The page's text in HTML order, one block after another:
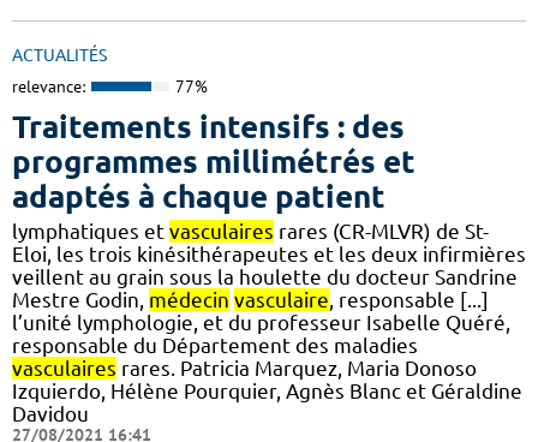
ACTUALITÉS
relevance: 77%
Traitements intensifs : des
programmes millimétrés et
adaptés à chaque patient
lymphatiques et vasculaires rares (CR-MLVR) de St-
Eloi, les trois kinésithérapeutes et les deux infirmières
veillent au grain sous la houlette du docteur Sandrine
Mestre Godin, médecin vasculaire , responsable [...]
l’unité lymphologie, et du professeur Isabelle Quéré,
responsable du Département des maladies
vasculaires rares. Patricia Marquez, Maria Donoso
Izquierdo, Hélène Pourquier, Agnès Blanc et Géraldine
Davidou
27/08/2021 16:41